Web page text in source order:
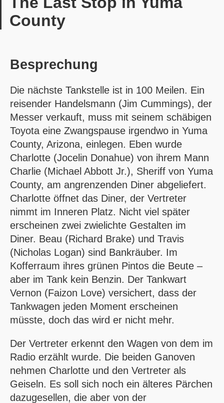
County
Besprechung
Die nächste Tankstelle ist in 100 Meilen. Ein
reisender Handelsmann (Jim Cummings), der
Messer verkauft, muss mit seinem schäbigen
Toyota eine Zwangspause irgendwo in Yuma
County, Arizona, einlegen. Eben wurde
Charlotte (Jocelin Donahue) von ihrem Mann
Charlie (Michael Abbott Jr.), Sheriff von Yuma
County, am angrenzenden Diner abgeliefert.
Charlotte öffnet das Diner, der Vertreter
nimmt im Inneren Platz. Nicht viel später
erscheinen zwei zwielichte Gestalten im
Diner. Beau (Richard Brake) und Travis
(Nicholas Logan) sind Bankräuber. Im
Kofferraum ihres grünen Pintos die Beute –
aber im Tank kein Benzin. Der Tankwart
Vernon (Faizon Love) versichert, dass der
Tankwagen jeden Moment erscheinen
müsste, doch das wird er nicht mehr.
Der Vertreter erkennt den Wagen von dem im
Radio erzählt wurde. Die beiden Ganoven
nehmen Charlotte und den Vertreter als
Geiseln. Es soll sich noch ein älteres Pärchen
dazugesellen, die aber von der